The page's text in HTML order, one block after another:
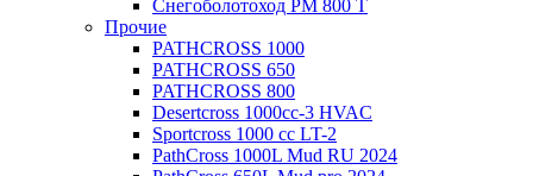
Снегоболотоход РМ 800 Т
Прочие
PATHCROSS 1000
PATHCROSS 650
PATHCROSS 800
Desertcross 1000cc-3 HVAC
Sportcross 1000 cc LT-2
PathCross 1000L Mud RU 2024